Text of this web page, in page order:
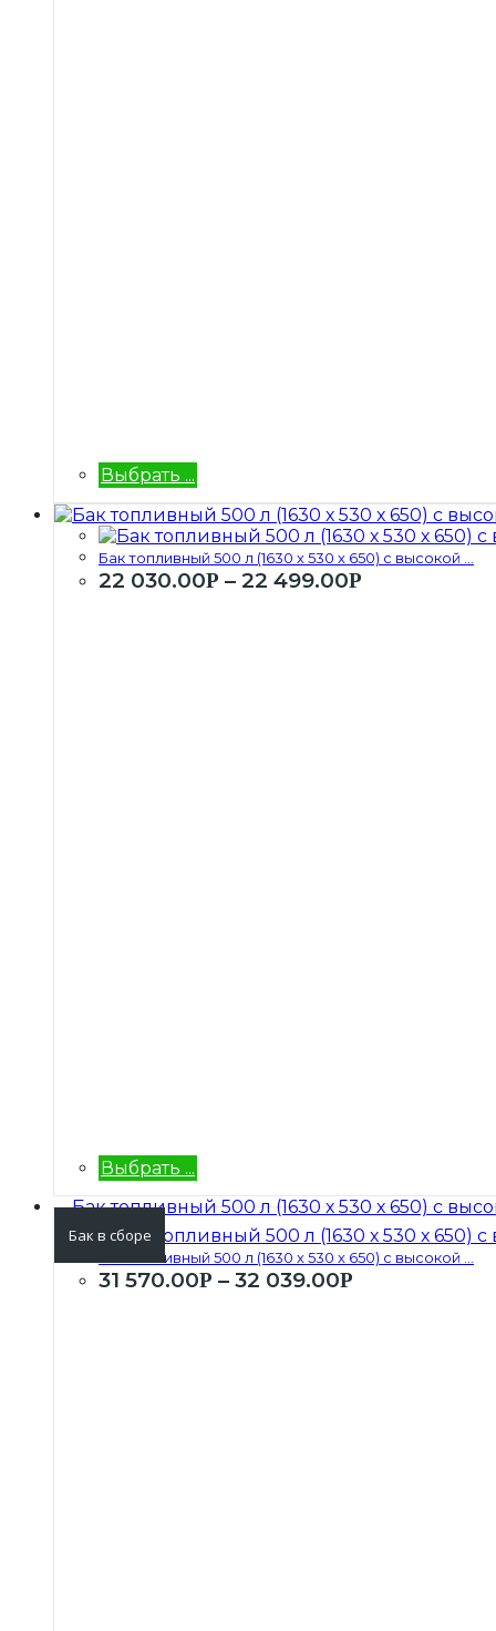
Выбрать ...
Бак топливный 500 л (1630 х 530 х 650) с высокой ...
22 030.00Р – 22 499.00Р
Выбрать ...
Бак в сборе
Бак топливный 500 л (1630 х 530 х 650) с высокой ...
31 570.00Р – 32 039.00Р